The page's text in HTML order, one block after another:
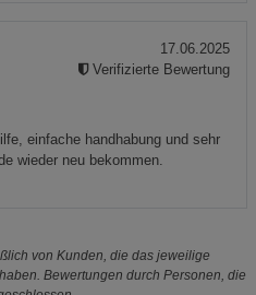
einfache handhabung und sehr
wieder neu bekommen.
17.06.2025
Verifizierte Bewertung
von Kunden, die das jeweilige
Bewertungen durch Personen, die